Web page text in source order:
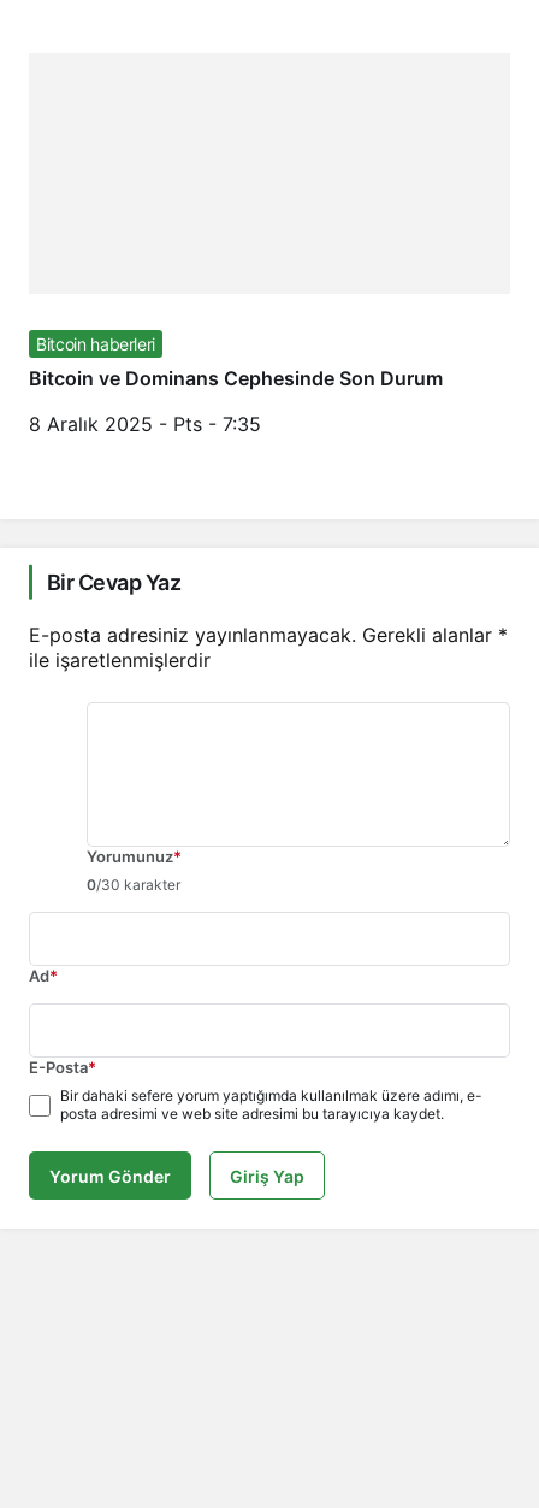
Bitcoin haberleri
Bitcoin ve Dominans Cephesinde Son Durum
8 Aralık 2025 - Pts - 7:35
Bir Cevap Yaz
E-posta adresiniz yayınlanmayacak. Gerekli alanlar *
ile işaretlenmişlerdir
Yorumunuz*
0/30 karakter
Ad*
E-Posta*
Bir dahaki sefere yorum yaptığımda kullanılmak üzere adımı, e-
posta adresimi ve web site adresimi bu tarayıcıya kaydet.
Yorum Gönder Giriş Yap